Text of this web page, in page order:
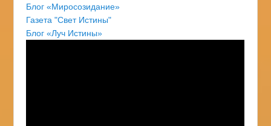
Блог «Миросозидание»
Газета "Свет Истины"
Блог «Луч Истины»